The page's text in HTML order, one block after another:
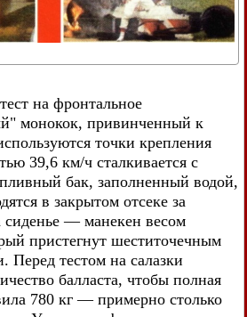
на фронтальное
монокок, привинченный к
точки крепления
39,6 км/ч сталкивается с
бак, заполненный водой,
в закрытом отсеке за
сиденье — манекен весом
пристегнут шеститочечным
Перед тестом на салазки
балласта, чтобы полная
780 кг — примерно столько